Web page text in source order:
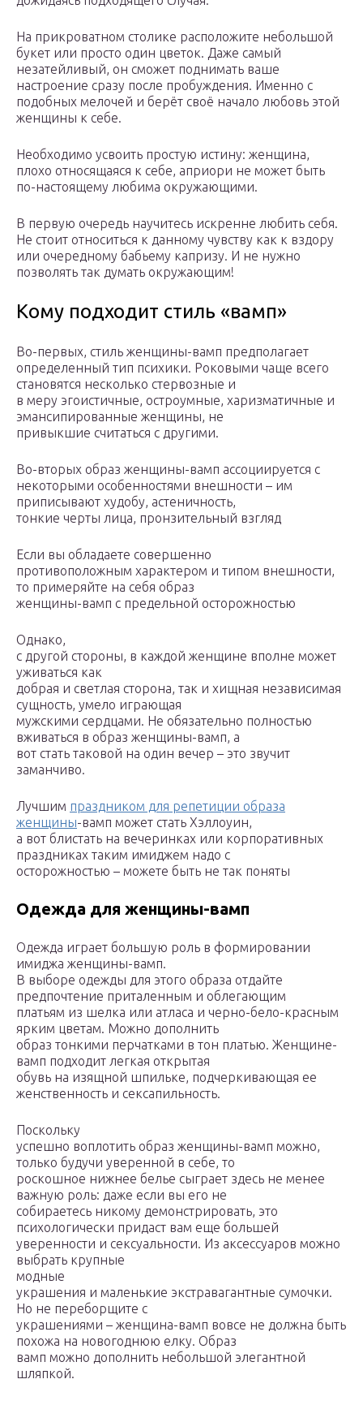
На прикроватном столике расположите небольшой
букет или просто один цветок. Даже самый
незатейливый, он сможет поднимать ваше
настроение сразу после пробуждения. Именно с
подобных мелочей и берёт своё начало любовь этой
женщины к себе.
Необходимо усвоить простую истину: женщина,
плохо относящаяся к себе, априори не может быть
по-настоящему любима окружающими.
В первую очередь научитесь искренне любить себя.
Не стоит относиться к данному чувству как к вздору
или очередному бабьему капризу. И не нужно
позволять так думать окружающим!
Кому подходит стиль «вамп»
Во-первых, стиль женщины-вамп предполагает
определенный тип психики. Роковыми чаще всего
становятся несколько стервозные и
в меру эгоистичные, остроумные, харизматичные и
эмансипированные женщины, не
привыкшие считаться с другими.
Во-вторых образ женщины-вамп ассоциируется с
некоторыми особенностями внешности – им
приписывают худобу, астеничность,
тонкие черты лица, пронзительный взгляд
Если вы обладаете совершенно
противоположным характером и типом внешности,
то примеряйте на себя образ
женщины-вамп с предельной осторожностью
Однако,
с другой стороны, в каждой женщине вполне может
уживаться как
добрая и светлая сторона, так и хищная независимая
сущность, умело играющая
мужскими сердцами. Не обязательно полностью
вживаться в образ женщины-вамп, а
вот стать таковой на один вечер – это звучит
заманчиво.
Лучшим праздником для репетиции образа
женщины-вамп может стать Хэллоуин,
а вот блистать на вечеринках или корпоративных
праздниках таким имиджем надо с
осторожностью – можете быть не так поняты
Одежда для женщины-вамп
Одежда играет большую роль в формировании
имиджа женщины-вамп.
В выборе одежды для этого образа отдайте
предпочтение приталенным и облегающим
платьям из шелка или атласа и черно-бело-красным
ярким цветам. Можно дополнить
образ тонкими перчатками в тон платью. Женщине-
вамп подходит легкая открытая
обувь на изящной шпильке, подчеркивающая ее
женственность и сексапильность.
Поскольку
успешно воплотить образ женщины-вамп можно,
только будучи уверенной в себе, то
роскошное нижнее белье сыграет здесь не менее
важную роль: даже если вы его не
собираетесь никому демонстрировать, это
психологически придаст вам еще большей
уверенности и сексуальности. Из аксессуаров можно
выбрать крупные
модные
украшения и маленькие экстравагантные сумочки.
Но не переборщите с
украшениями – женщина-вамп вовсе не должна быть
похожа на новогоднюю елку. Образ
вамп можно дополнить небольшой элегантной
шляпкой.